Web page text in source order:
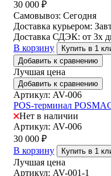
30 000 ₽
Самовывоз: Сегодня
Доставка курьером:
Доставка СДЭК: от 3х
В корзину
Купить в 1
Добавить к сравнению
Лучшая цена
Добавить к сравнению
Артикул: AV-006
POS-терминал
Нет в наличии
Артикул: AV-006
30 000 ₽
В корзину
Купить в 1
Лучшая цена
Артикул: AV-001-1